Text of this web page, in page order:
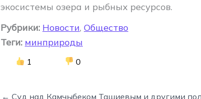
экосистемы озера и рыбных ресурсов.
Рубрики: Новости, Общество
Теги: минприроды
1 0
← Суд над Камчыбеком Ташиевым и другими